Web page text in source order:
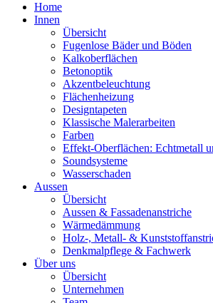
Home
Innen
Übersicht
Fugenlose Bäder und Böden
Kalkoberflächen
Betonoptik
Akzentbeleuchtung
Flächenheizung
Designtapeten
Klassische Malerarbeiten
Farben
Effekt-Oberflächen: Echtmetall
Soundsysteme
Wasserschaden
Aussen
Übersicht
Aussen & Fassadenanstriche
Wärmedämmung
Holz-, Metall- &
Denkmalpflege & Fachwerk
Über uns
Übersicht
Unternehmen